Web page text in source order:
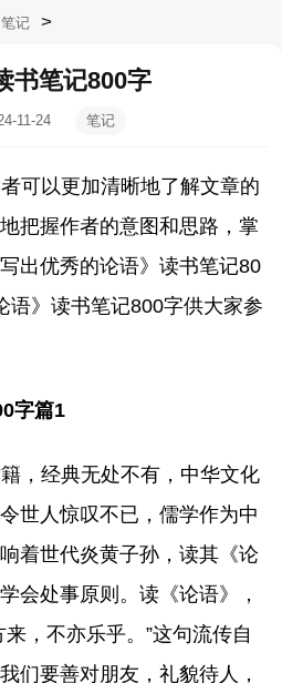
笔记 >
书笔记800字
11-24
笔记
可以更加清晰地了解文章的
把握作者的意图和思路，掌
出优秀的论语》读书笔记80
语》读书笔记800字供大家参
字篇1
，经典无处不有，中华文化
世人惊叹不已，儒学作为中
着世代炎黄子孙，读其《论
会处事原则。读《论语》，
，不亦乐乎。”这句流传自
们要善对朋友，礼貌待人，